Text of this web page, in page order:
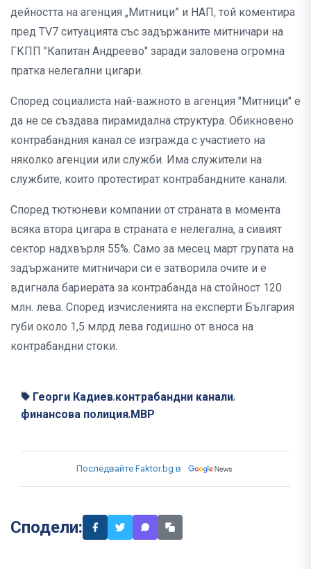
дейността на агенция „Митници” и НАП, той коментира
пред TV7 ситуацията със задържаните митничари на
ГКПП "Капитан Андреево" заради заловена огромна
пратка нелегални цигари.
Според социалиста най-важното в агенция "Митници" е
да не се създава пирамидална структура. Обикновено
контрабандния канал се изгражда с участието на
няколко агенции или служби. Има служители на
службите, които протестират контрабандните канали.
Според тютюневи компании от страната в момента
всяка втора цигара в страната е нелегална, а сивият
сектор надхвърля 55%. Само за месец март групата на
задържаните митничари си е затворила очите и е
вдигнала бариерата за контрабанда на стойност 120
млн. лева. Според изчисленията на експерти България
губи около 1,5 млрд лева годишно от вноса на
контрабандни стоки.
Георги Кадиев,контрабандни канали,
финансова полиция,МВР
Последвайте Faktor.bg в
Сподели: